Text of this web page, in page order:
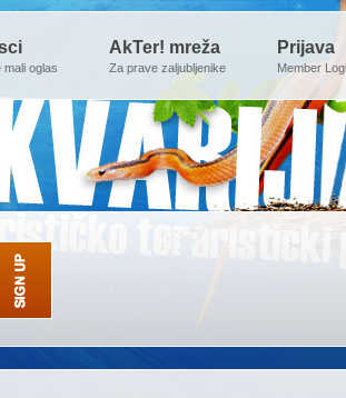
mali oglas
AkTer! mreža
Za prave zaljubljenike
Prijava
Member